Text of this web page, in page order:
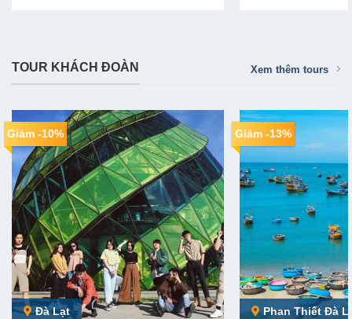
TOUR KHÁCH ĐOÀN Xem thêm tours
Giảm -10%
Đà Lạt
Giảm -13%
Phan Thiết Đà